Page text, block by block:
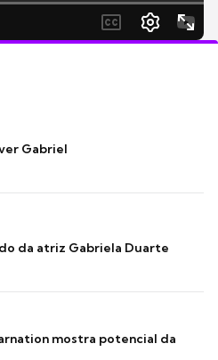
Gabriel
da atriz Gabriela Duarte
mostra potencial da